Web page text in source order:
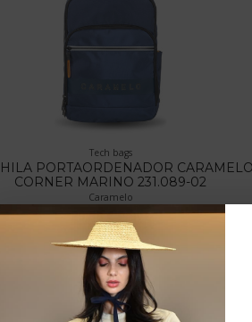
Tech bags
PORTAORDENADOR CARAMELO
CORNER MARINO 231.089-02
Caramelo
29,98 €59,95 €